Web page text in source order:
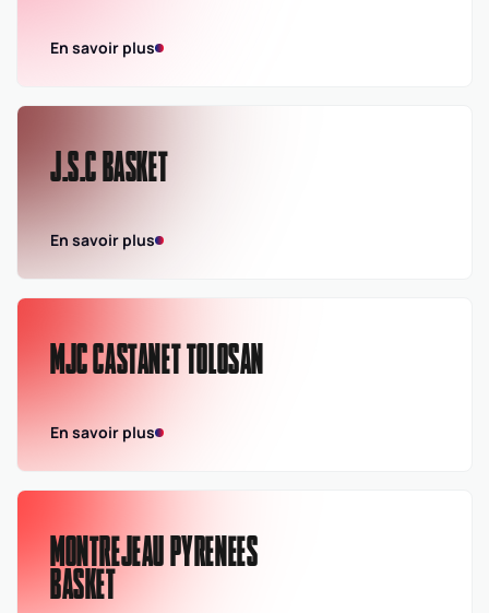
En savoir plus
J.S.C BASKET
En savoir plus
MJC CASTANET TOLOSAN
En savoir plus
MONTREJEAU PYRENEES
BASKET